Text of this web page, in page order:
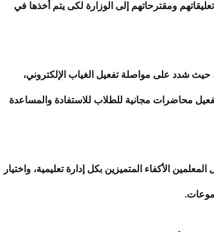
ومقترحاتهم إلى الوزارة لكى يتم أخذها في
حيث شدد على مواصلة تفعيل الغياب الإلكتروني،
محاضرات مجانية للطلاب للاستفادة والمساعدة
الأكفاء المتميزين بكل إدارة تعليمية، واختيار